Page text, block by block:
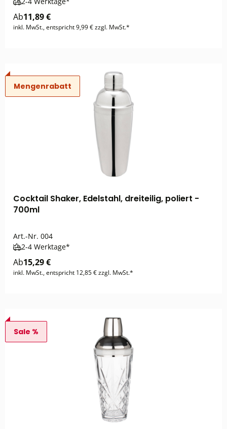
Ab11,89 €
inkl. MwSt., entspricht 9,99 € zzgl. MwSt.*
Mengenrabatt
Cocktail Shaker, Edelstahl, dreiteilig, poliert -
700ml
Art.-Nr. 004
2-4 Werktage*
Ab15,29 €
inkl. MwSt., entspricht 12,85 € zzgl. MwSt.*
Sale %